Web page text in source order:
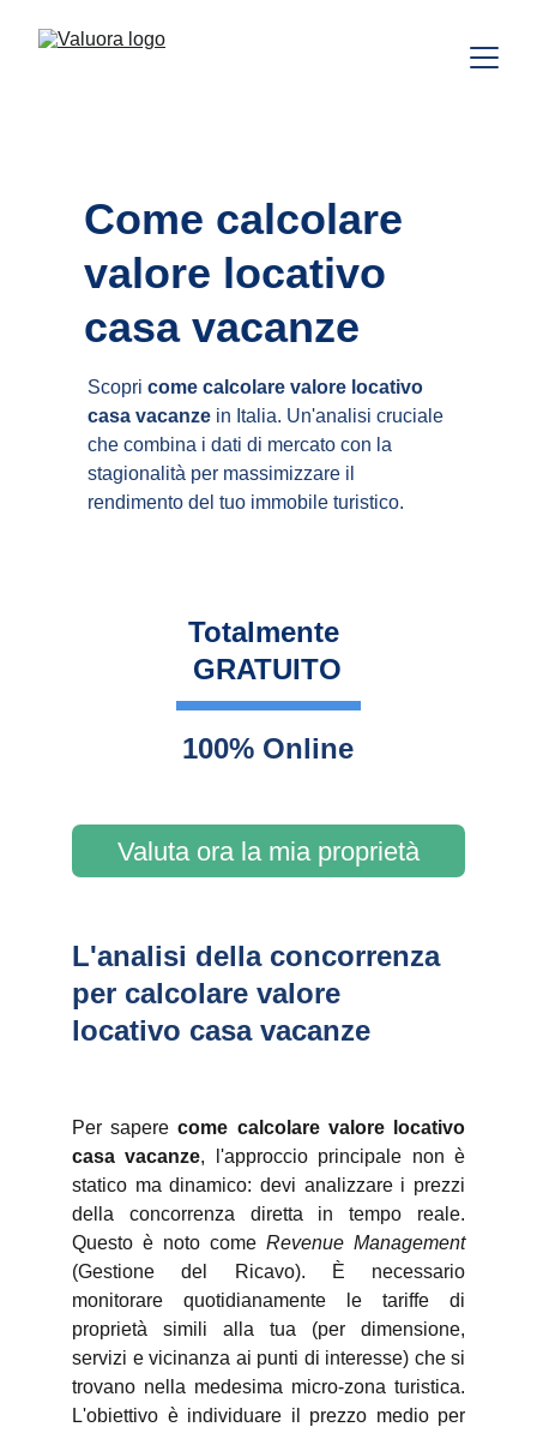
Scopri come calcolare valore locativo
casa vacanze in Italia. Un'analisi cruciale
che combina i dati di mercato con la
stagionalità per massimizzare il
rendimento del tuo immobile turistico.
Come calcolare
valore locativo
casa vacanze
Totalmente
GRATUITO
100% Online
Valuta ora la mia proprietà
L'analisi della concorrenza
per calcolare valore
locativo casa vacanze
Per saperecome calcolare valore locativo
casa vacanze, l'approccio principale non è
statico ma dinamico: devi analizzare i prezzi
della concorrenza diretta in tempo reale.
Questo è noto come Revenue Management
(Gestione del Ricavo). È necessario
monitorare quotidianamente le tariffe di
proprietà simili alla tua (per dimensione,
servizi e vicinanza ai punti di interesse) che si
trovano nella medesima micro-zona turistica.
L'obiettivo è individuare il prezzo medio per